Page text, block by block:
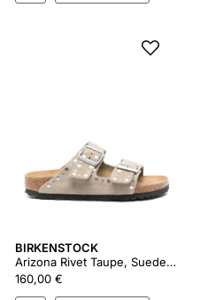
BIRKENSTOCK
Arizona Rivet Taupe, Suede Leather 1029390
160,00 €